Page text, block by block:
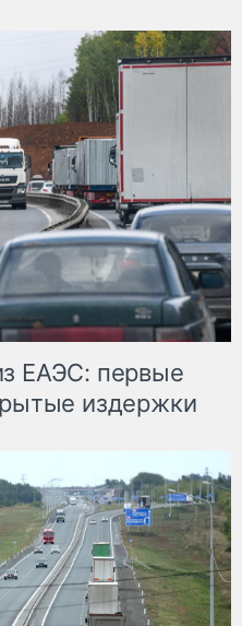
ЕАЭС: первые
издержки